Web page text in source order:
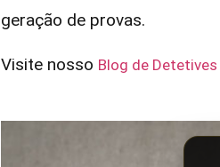
geração de provas.
Visite nosso Blog de Detetives